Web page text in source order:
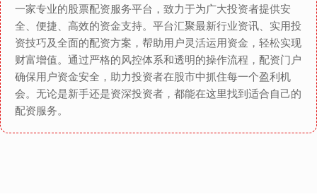
一家专业的股票配资服务平台，致力于为广大投资者提供安
全、便捷、高效的资金支持。平台汇聚最新行业资讯、实用投
资技巧及全面的配资方案，帮助用户灵活运用资金，轻松实现
财富增值。通过严格的风控体系和透明的操作流程，配资门户
确保用户资金安全，助力投资者在股市中抓住每一个盈利机
会。无论是新手还是资深投资者，都能在这里找到适合自己的
配资服务。